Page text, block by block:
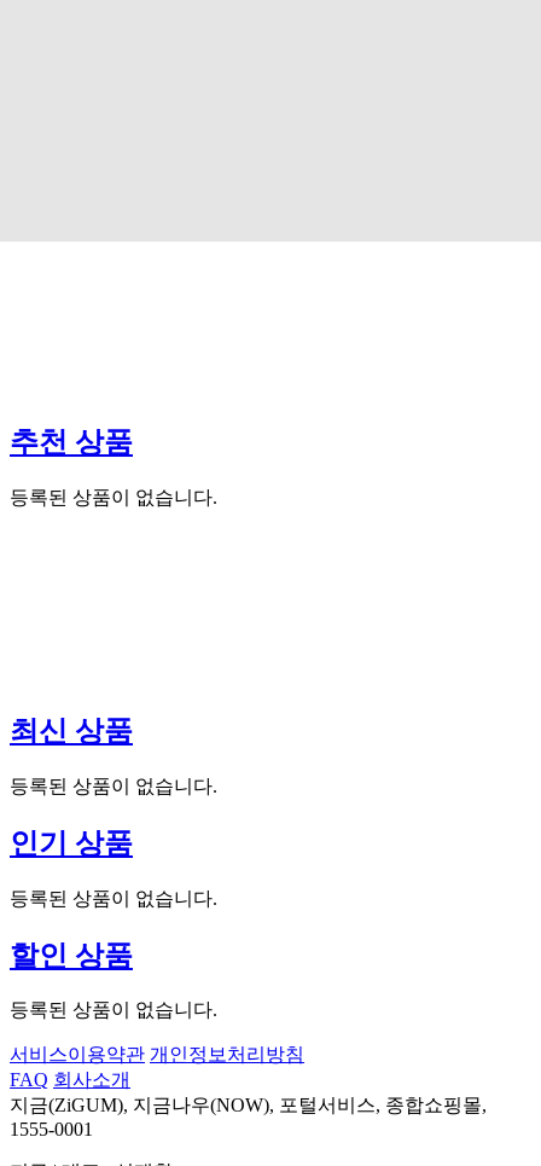
추천 상품
등록된 상품이 없습니다.
최신 상품
등록된 상품이 없습니다.
인기 상품
등록된 상품이 없습니다.
할인 상품
등록된 상품이 없습니다.
서비스이용약관 개인정보처리방침
FAQ 회사소개
지금(ZiGUM), 지금나우(NOW), 포털서비스, 종합쇼핑몰,
1555-0001